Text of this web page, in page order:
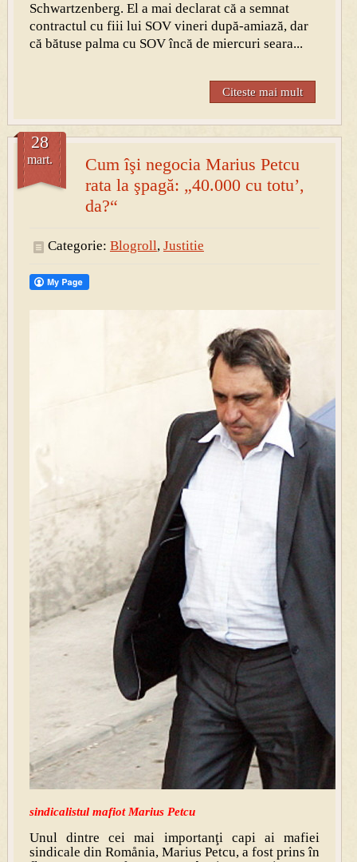
Schwartzenberg. El a mai declarat că a semnat
contractul cu fiii lui SOV vineri după-amiază, dar
că bătuse palma cu SOV încă de miercuri seara...
Citeste mai mult
Cum îşi negocia Marius Petcu
rata la şpagă: „40.000 cu totu’,
da?“
28
mart.
Categorie: Blogroll, Justitie
sindicalistul mafiot Marius Petcu
Unul dintre cei mai importanţi capi ai mafiei
sindicale din Romånia, Marius Petcu, a fost prins în